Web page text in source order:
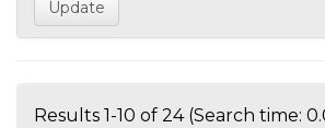
Results 1-10 of 24 (Search time: